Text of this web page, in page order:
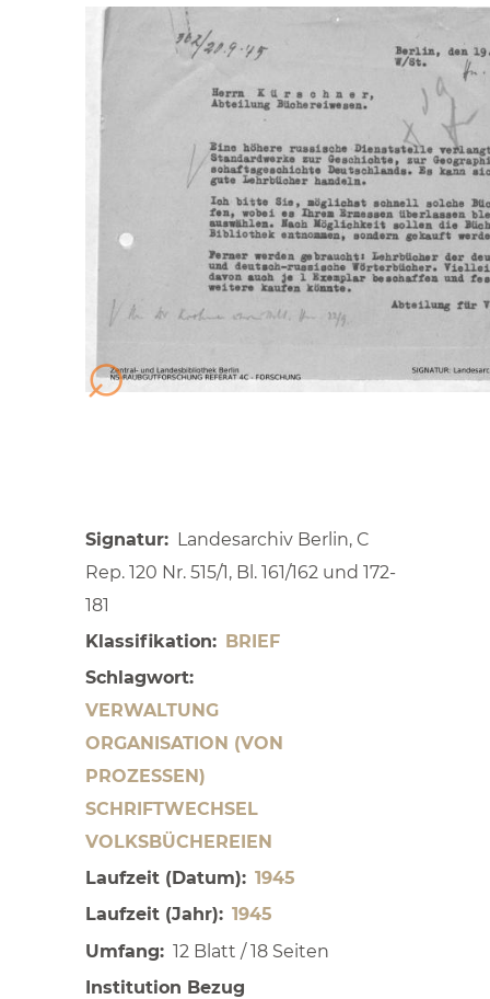
Signatur
Landesarchiv Berlin, C
Rep. 120 Nr. 515/1, Bl. 161/162 und 172-
181
Klassifikation
BRIEF
Schlagwort
VERWALTUNG
ORGANISATION (VON
PROZESSEN)
SCHRIFTWECHSEL
VOLKSBÜCHEREIEN
Laufzeit (Datum)
1945
Laufzeit (Jahr)
1945
Umfang
12 Blatt / 18 Seiten
Institution Bezug